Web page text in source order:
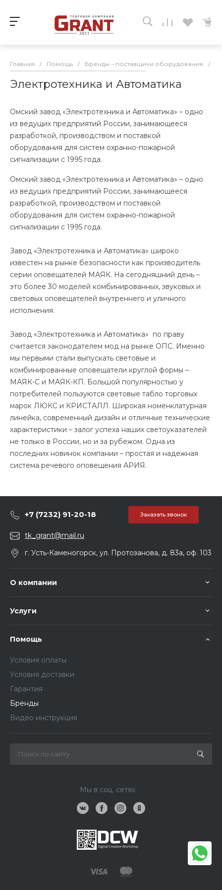
Главная / Помощь / Бренды – поставщики оборудования /
Электротехника и Автоматика
Омский завод «Электротехника и Автоматика» – одно
из ведущих предприятий России, занимающееся
разработкой, производством и поставкой
оборудования для систем охранно-пожарной
сигнализации с 1995 года.
Омский завод «Электротехника и Автоматика» – одно
из ведущих предприятий России, занимающееся
разработкой, производством и поставкой
оборудования для систем охранно-пожарной
сигнализации с 1995 года.
Завод «Электротехника и Автоматика» широко
известен на рынке безопасности как производитель
серии оповещателей МАЯК. На сегодняшний день –
это более 30 моделей комбинированных, звуковых и
световых оповещателей внутреннего и уличного
исполнения.
Завод «Электротехника и Автоматика» по праву
считается законодателем мод на рынке ОПС. Именно
мы первыми стали выпускать световые и
комбинированные оповещатели круглой формы –
МАЯК-С и МАЯК-КП. Большой популярностью у
потребителей пользуются световые табло торговых
марок ЛЮКС и КРИСТАЛЛ. Широкая номенклатурная
линейка, современный дизайн и отличные технические
характеристики – залог успеха наших светоуказателей
не только в России, но и за рубежом. Одна из
последних новинок компании – простая и надежная
система речевого оповещения АРИЯ.
+7 (7232) 91-20-18 Заказать звонок
tk_grant@mail.ru
г. Усть-Каменогорск, ул. Протозанова, д. 83а, оф. 103
О компании
Услуги
Помощь
Условия оплаты
Условия доставки
Гарантия
Бренды
Видео инструкция
Мы в соц. сетях